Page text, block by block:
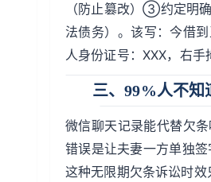
（防止篡改）③约定明
法债务）。该写：今借
人身份证号：XXX，右手
三、99%人不知
微信聊天记录能代替欠
错误是让夫妻一方单独
这种无限期欠条诉讼时效